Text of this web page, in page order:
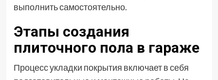
выполнить самостоятельно.
Этапы создания
плиточного пола в гараже
Процесс укладки покрытия включает в себя